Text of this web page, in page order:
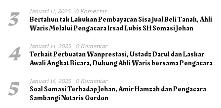
3 Januari 11, 2025 0 Komentar
Bertahun tak Lakukan Pembayaran Sisa Jual Beli Tanah, Ahli
Waris Melalui Pengacara Irsad Lubis SH Somasi Johan
4 Januari 14, 2025 0 Komentar
Terkait Perbuatan Wanprestasi, Ustadz Darul dan Laskar
Awali Angkat Bicara, Dukung Ahli Waris bersama Pengacara
5 Januari 16, 2025 0 Komentar
Soal Somasi Terhadap Johan, Amir Hamzah dan Pengacara
Sambangi Notaris Gordon